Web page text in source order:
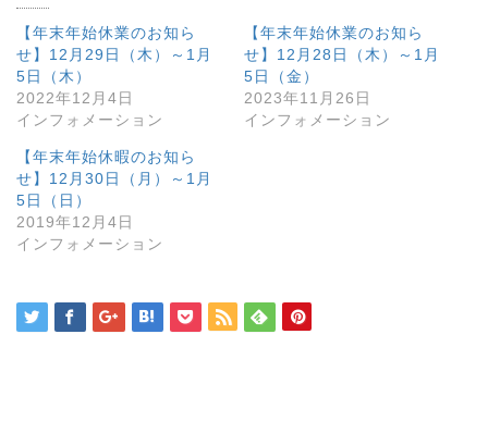
【年末年始休業のお知ら
せ】12月29日（木）～1月
5日（木）
2022年12月4日
インフォメーション
【年末年始休業のお知ら
せ】12月28日（木）～1月
5日（金）
2023年11月26日
インフォメーション
【年末年始休暇のお知ら
せ】12月30日（月）～1月
5日（日）
2019年12月4日
インフォメーション